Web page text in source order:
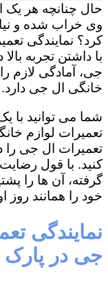
حال چنانچه هر یک
وی خراب شده و
کرد؟ نمایندگی
با داشتن تجربه
جی، آمادگی لازم
خانگی ال جی دارد.
شما می توانید با
تعمیرات لوازم
تعمیرات ال جی را
کنید. با قول
گرفته، آن ها را
خود را همانند روز
نمایندگی
جی در